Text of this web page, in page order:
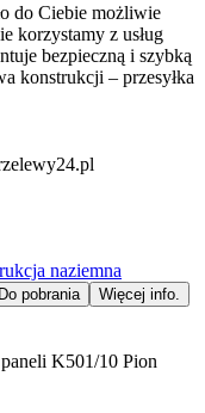
do Ciebie możliwie
korzystamy z usług
bezpieczną i szybką
konstrukcji – przesyłka
naziemna
Do pobrania
Więcej info.
K501/10 Pion